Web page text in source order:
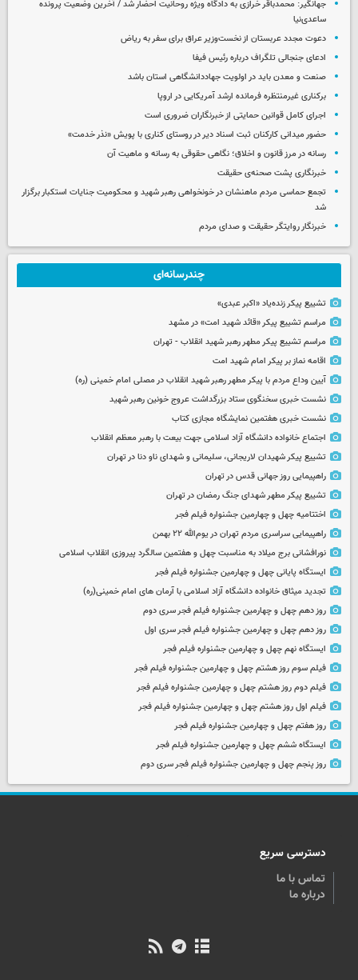
جهانگیر: محمدباقر خرازی به دادگاه ویژه روحانیت احضار شد / آخرین وضعیت پرونده
ساعدی‌نیا
دعوت مجدد عربستان از نخست‌وزیر عراق برای سفر به ریاض
ادعای جنجالی تلگراف درباره رئیس فیفا
صنعت و معدن باید در اولویت جهاددانشگاهی استان باشد
برکناری غیرمنتظره فرمانده ارشد آمریکایی در اروپا
اجرای کامل قوانین حمایتی از خبرنگاران ضروری است
حضور میدانی کارکنان ثبت اسناد دیر در روستای کناری با پویش «نذر خدمت»
رسانه در مرز قانون و اخلاق؛ نگاهی حقوقی به رسانه و ماهیت آن
خبرنگاری پشت صحنه‌ی حقیقت
تجمع حماسی مردم ماهنشان در خونخواهی رهبر شهید و محکومیت جنایات استکبار برگزار
شد
خبرنگار روایتگر حقیقت و صدای مردم
چندرسانه‌ای
تشییع پیکر زنده‌یاد «اکبر عبدی»
مراسم تشییع پیکر «قائد شهید امت» در مشهد
مراسم تشییع پیکر مطهر رهبر شهید انقلاب - تهران
اقامه نماز بر پیکر امام شهید امت
آیین وداع مردم با پیکر مطهر رهبر شهید انقلاب در مصلی امام خمینی (ره)
نشست خبری سخنگوی ستاد بزرگداشت عروج خونین رهبر شهید
نشست خبری هفتمین نمایشگاه مجازی کتاب
اجتماع خانواده دانشگاه آزاد اسلامی جهت بیعت با رهبر معظم انقلاب
تشییع پیکر شهیدان لاریجانی، سلیمانی و شهدای ناو دنا در تهران
راهپیمایی روز جهانی قدس در تهران
تشییع پیکر مطهر شهدای جنگ رمضان در تهران
اختتامیه چهل و چهارمین جشنواره فیلم فجر
راهپیمایی سراسری مردم تهران در یوم‌الله ۲۲ بهمن
نورافشانی برج میلاد به مناسبت چهل‌ و هفتمین سالگرد پیروزی انقلاب اسلامی
ایستگاه پایانی چهل و چهارمین جشنواره فیلم فجر
تجدید میثاق خانواده دانشگاه آزاد اسلامی با آرمان های امام خمینی(ره)
روز دهم چهل و چهارمین جشنواره فیلم فجر سری دوم
روز دهم چهل و چهارمین جشنواره فیلم فجر سری اول
ایستگاه نهم چهل و چهارمین جشنواره فیلم فجر
فیلم سوم روز هشتم چهل و چهارمین جشنواره فیلم فجر
فیلم دوم روز هشتم چهل و چهارمین جشنواره فیلم فجر
فیلم اول روز هشتم چهل و چهارمین جشنواره فیلم فجر
روز هفتم چهل و چهارمین جشنواره فیلم فجر
ایستگاه ششم چهل و چهارمین جشنواره فیلم فجر
روز پنجم چهل و چهارمین جشنواره فیلم فجر سری دوم
دسترسی سریع
تماس با ما
درباره ما